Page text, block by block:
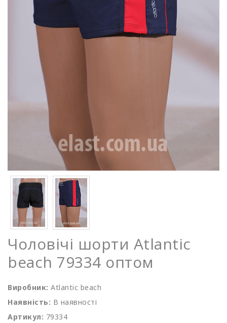
Чоловічі шорти Atlantic
beach 79334 оптом
Виробник: Atlantic beach
Наявність: В наявності
Артикул: 79334